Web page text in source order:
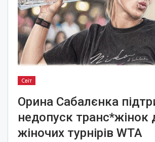
Світ
Орина Сабалєнка
недопуск транс*жінок
жіночих турнірів WTA